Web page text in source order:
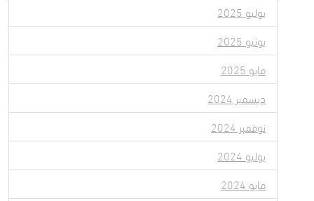
يوليو 2025
يونيو 2025
مايو 2025
ديسمبر 2024
نوفمبر 2024
يوليو 2024
مايو 2024